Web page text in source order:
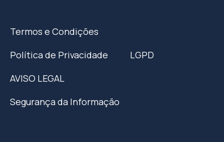
Termos e Condições
Política de Privacidade
LGPD
AVISO LEGAL
Segurança da Informação